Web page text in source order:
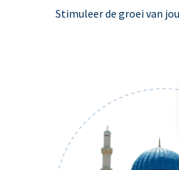
Stimuleer de groei van